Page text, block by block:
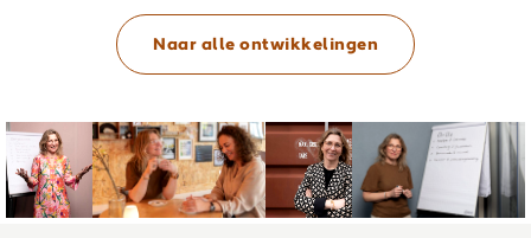
Naar alle ontwikkelingen